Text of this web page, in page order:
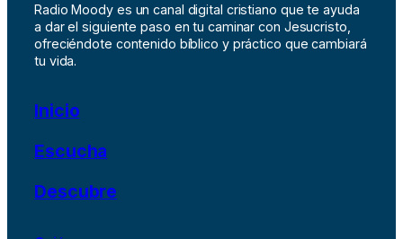
Radio Moody es un canal digital cristiano que te ayuda
a dar el siguiente paso en tu caminar con Jesucristo,
ofreciéndote contenido bíblico y práctico que cambiará
tu vida.
Inicio
Escucha
Descubre